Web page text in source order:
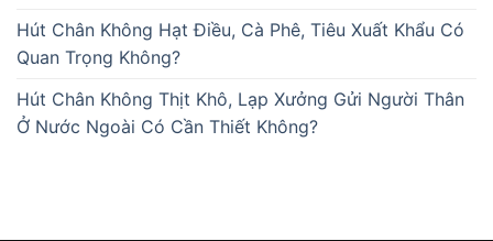
Hút Chân Không Hạt Điều, Cà Phê, Tiêu Xuất Khẩu Có
Quan Trọng Không?
Hút Chân Không Thịt Khô, Lạp Xưởng Gửi Người Thân
Ở Nước Ngoài Có Cần Thiết Không?